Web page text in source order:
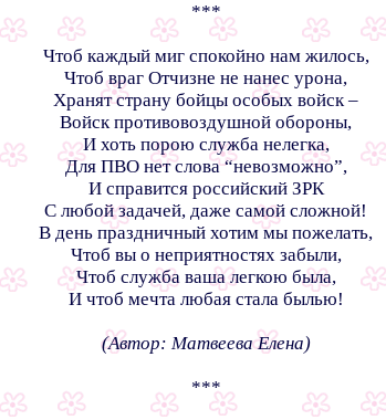
***
Чтоб каждый миг спокойно нам жилось,
Чтоб враг Отчизне не нанес урона,
Хранят страну бойцы особых войск –
Войск противовоздушной обороны,
И хоть порою служба нелегка,
Для ПВО нет слова “невозможно”,
И справится российский ЗРК
С любой задачей, даже самой сложной!
В день праздничный хотим мы пожелать,
Чтоб вы о неприятностях забыли,
Чтоб служба ваша легкою была,
И чтоб мечта любая стала былью!
(Автор: Матвеева Елена)
***